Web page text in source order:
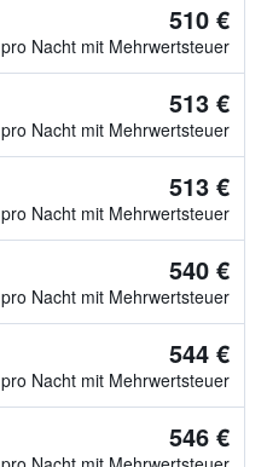
510 €
pro Nacht mit Mehrwertsteuer
513 €
pro Nacht mit Mehrwertsteuer
513 €
pro Nacht mit Mehrwertsteuer
540 €
pro Nacht mit Mehrwertsteuer
544 €
pro Nacht mit Mehrwertsteuer
546 €